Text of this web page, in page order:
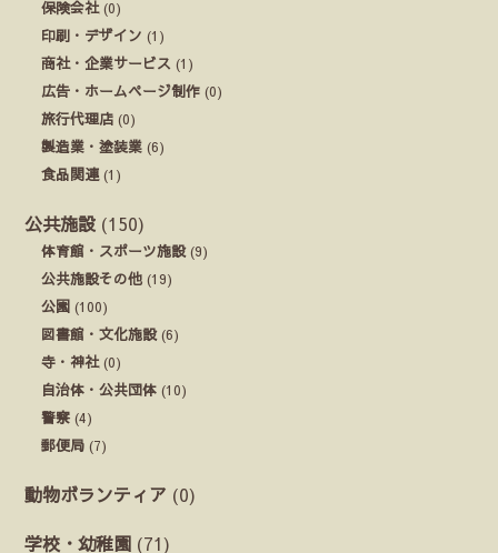
保険会社(0)
印刷・デザイン (1)
商社・企業サービス (1)
広告・ホームページ制作 (0)
旅行代理店 (0)
製造業・塗装業 (6)
食品関連 (1)
公共施設 (150)
体育館・スポーツ施設(9)
公共施設その他 (19)
公園 (100)
図書館・文化施設(6)
寺・神社(0)
自治体・公共団体 (10)
警察 (4)
郵便局 (7)
動物ボランティア (0)
学校・幼稚園 (71)